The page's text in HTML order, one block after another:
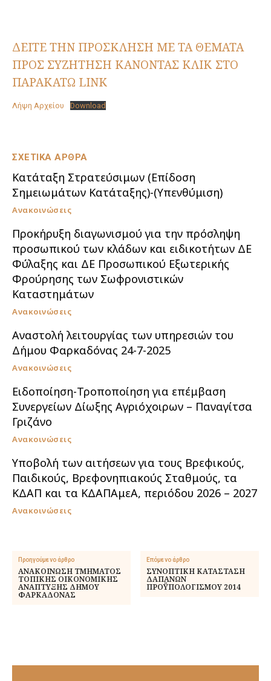
ΣΧΕΤΙΚΑ ΑΡΘΡΑ
Κατάταξη Στρατεύσιμων (Επίδοση
Σημειωμάτων Κατάταξης)-(Υπενθύμιση)
Ανακοινώσεις
Προκήρυξη διαγωνισμού για την πρόσληψη
προσωπικού των κλάδων και ειδικοτήτων ΔΕ
Φύλαξης και ΔΕ Προσωπικού Εξωτερικής
Φρούρησης των Σωφρονιστικών
Καταστημάτων
Ανακοινώσεις
Αναστολή λειτουργίας των υπηρεσιών του
Δήμου Φαρκαδόνας 24-7-2025
Ανακοινώσεις
Ειδοποίηση-Τροποποίηση για επέμβαση
Συνεργείων Δίωξης Αγριόχοιρων – Παναγίτσα
Γριζάνο
Ανακοινώσεις
Υποβολή των αιτήσεων για τους Βρεφικούς,
Παιδικούς, Βρεφονηπιακούς Σταθμούς, τα
ΚΔΑΠ και τα ΚΔΑΠΑμεΑ, περιόδου 2026 – 2027
Ανακοινώσεις
ΔΕΙΤΕ ΤΗΝ ΠΡΟΣΚΛΗΣΗ ΜΕ ΤΑ ΘΕΜΑΤΑ
ΠΡΟΣ ΣΥΖΗΤΗΣΗ ΚΑΝΟΝΤΑΣ ΚΛΙΚ ΣΤΟ
ΠΑΡΑΚΑΤΩ LINK
Λήψη Αρχείου Download
Προηγούμενο άρθρο
ΑΝΑΚΟΙΝΩΣΗ ΤΜΗΜΑΤΟΣ
ΤΟΠΙΚΗΣ ΟΙΚΟΝΟΜΙΚΗΣ
ΑΝΑΠΤΥΞΗΣ ΔΗΜΟΥ
ΦΑΡΚΑΔΟΝΑΣ
Επόμενο άρθρο
ΣΥΝΟΠΤΙΚΗ ΚΑΤΑΣΤΑΣΗ
ΔΑΠΑΝΩΝ
ΠΡΟΫΠΟΛΟΓΙΣΜΟΥ 2014